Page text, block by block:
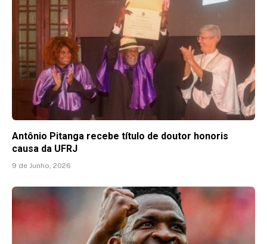
Antônio Pitanga recebe título de doutor honoris
causa da UFRJ
9 de Junho, 2026